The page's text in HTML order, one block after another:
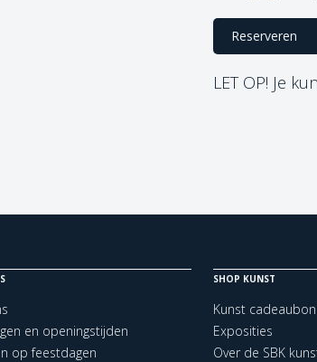
Reserveren
LET OP! Je
en openingstijden
op feestdagen
SHOP KUNST
Kunst cadeaubon
Exposities
Over de SBK